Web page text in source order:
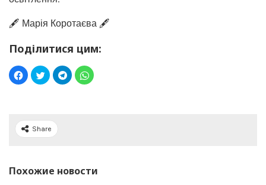
🖋️ Марія Коротаєва 🖋️
Поділитися цим:
Share
Похожие новости